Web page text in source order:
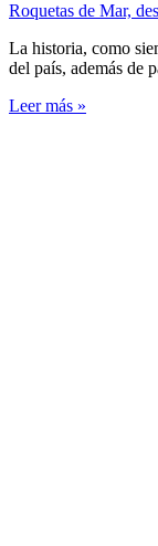
Roquetas de Mar,
La historia, como
del país, además de
Leer más »